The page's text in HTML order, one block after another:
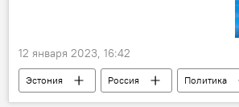
12 января 2023, 16:42
Эстония Россия
Политика
дипломаты
В Балтии